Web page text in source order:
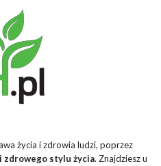
życia i zdrowia ludzi, poprzez
zdrowego stylu życia. Znajdziesz u